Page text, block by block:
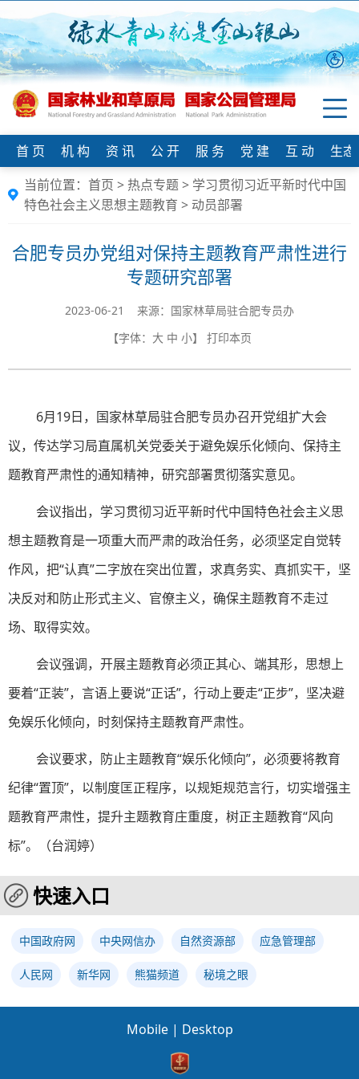
首 页 机 构 资 讯 公 开 服 务 党 建 互 动
生
当前位置： 首页 > 热点专题> 学习贯彻习近平新时代中国
特色社会主义思想主题教育 > 动员部署
合肥专员办党组对保持主题教育严肃性进行
专题研究部署
2023-06-21 来源：国家林草局驻合肥专员办
【字体： 大 中 小】 打印本页
6月19日，国家林草局驻合肥专员办召开党组扩大会
议，传达学习局直属机关党委关于避免娱乐化倾向、保持主
题教育严肃性的通知精神，研究部署贯彻落实意见。
会议指出，学习贯彻习近平新时代中国特色社会主义思
想主题教育是一项重大而严肃的政治任务，必须坚定自觉转
作风，把“认真”二字放在突出位置，求真务实、真抓实干，坚
决反对和防止形式主义、官僚主义，确保主题教育不走过
场、取得实效。
会议强调，开展主题教育必须正其心、端其形，思想上
要着“正装”，言语上要说“正话”，行动上要走“正步”，坚决避
免娱乐化倾向，时刻保持主题教育严肃性。
会议要求，防止主题教育“娱乐化倾向”，必须要将教育
纪律“置顶”，以制度匡正程序，以规矩规范言行，切实增强主
题教育严肃性，提升主题教育庄重度，树正主题教育“风向
标”。（台润婷）
快速入口
中国政府网 中央网信办 自然资源部 应急管理部
人民网 新华网 熊猫频道 秘境之眼
Mobile | Desktop